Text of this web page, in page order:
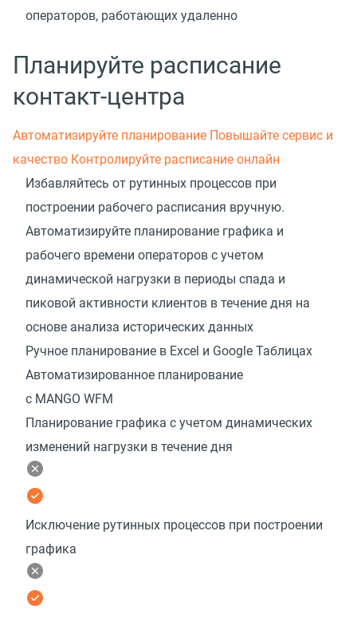
операторов, работающих удаленно
Планируйте расписание
контакт-центра
Автоматизируйте планирование Повышайте сервис и
качество Контролируйте расписание онлайн
Избавляйтесь от рутинных процессов при
построении рабочего расписания вручную.
Автоматизируйте планирование графика и
рабочего времени операторов с учетом
динамической нагрузки в периоды спада и
пиковой активности клиентов в течение дня на
основе анализа исторических данных
Ручное планирование в Excel и Google Таблицах
Автоматизированное планирование
с MANGO WFM
Планирование графика с учетом динамических
изменений нагрузки в течение дня
Исключение рутинных процессов при построении
графика